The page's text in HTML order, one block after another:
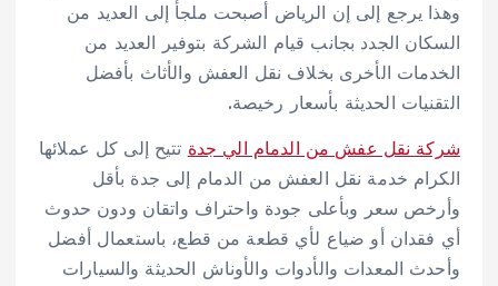
وهذا يرجع إلى إن الرياض أصبحت ملجأ إلى العديد من
السكان الجدد بجانب قيام الشركة بتوفير العديد من
الخدمات الأخرى بخلاف نقل العفش والأثاث بأفضل
التقنيات الحديثة بأسعار رخيصة.
شركة نقل عفش من الدمام الي جدة تتيح إلى كل عملائها
الكرام خدمة نقل العفش من الدمام إلى جدة بأقل
وأرخص سعر وبأعلى جودة واحتراف واتقان ودون حدوث
أي فقدان أو ضياع لأي قطعة من قطع، باستعمال أفضل
وأحدث المعدات والأدوات والأوناش الحديثة والسيارات